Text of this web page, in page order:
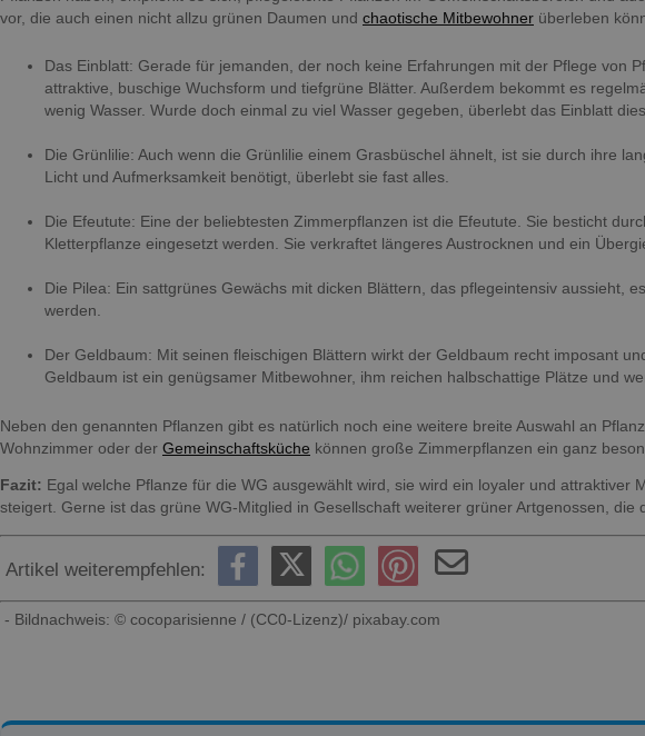
vor, die auch einen nicht allzu grünen Daumen und chaotische Mitbewohner überleben
Das Einblatt: Gerade für jemanden, der noch keine Erfahrungen mit der Pflege von
attraktive, buschige Wuchsform und tiefgrüne Blätter. Außerdem bekommt es
wenig Wasser. Wurde doch einmal zu viel Wasser gegeben, überlebt das Einblatt
Die Grünlilie: Auch wenn die Grünlilie einem Grasbüschel ähnelt, ist sie durch ihre
Licht und Aufmerksamkeit benötigt, überlebt sie fast alles.
Die Efeutute: Eine der beliebtesten Zimmerpflanzen ist die Efeutute. Sie besticht
Kletterpflanze eingesetzt werden. Sie verkraftet längeres Austrocknen und ein
Die Pilea: Ein sattgrünes Gewächs mit dicken Blättern, das pflegeintensiv aussieht,
werden.
Der Geldbaum: Mit seinen fleischigen Blättern wirkt der Geldbaum recht imposant
Geldbaum ist ein genügsamer Mitbewohner, ihm reichen halbschattige Plätze und
Neben den genannten Pflanzen gibt es natürlich noch eine weitere breite Auswahl an
Wohnzimmer oder der Gemeinschaftsküche können große Zimmerpflanzen ein ganz
Fazit: Egal welche Pflanze für die WG ausgewählt wird, sie wird ein loyaler und attraktiver
steigert. Gerne ist das grüne WG-Mitglied in Gesellschaft weiterer grüner Artgenossen,
Artikel weiterempfehlen:
- Bildnachweis: © cocoparisienne / (CC0-Lizenz)/ pixabay.com